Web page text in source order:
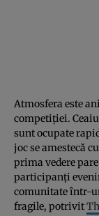
Atmosfera este
competiției.
sunt ocupate
joc se amestecă
prima vedere
participanți
comunitate într-
fragile, potrivit